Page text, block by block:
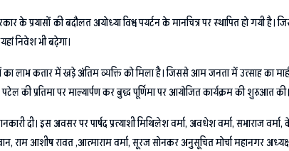
के प्रयासों की बदौलत अयोध्या विश्व पयर्टन के मानचित्र पर स्थापित हो
निवेश भी बढ़ेगा।
लाभ कतार में खड़े अंतिम व्यक्ति को मिला है। जिससे आम जनता में उत्साह का
पटेल की प्रतिमा पर माल्यार्पण कर बुद्ध पूर्णिमा पर आयोजित कार्यक्रम की शुरुआत की।
दी। इस अवसर पर पार्षद प्रत्याशी मिथिलेश वर्मा, अवधेश वर्मा, सभाराज
राम आशीष रावत ,आत्माराम वर्मा, सूरज सोनकर अनुसूचित मोर्चा महानगर